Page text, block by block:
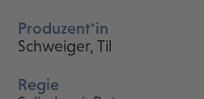
Produzent*in
Schweiger, Til
Regie